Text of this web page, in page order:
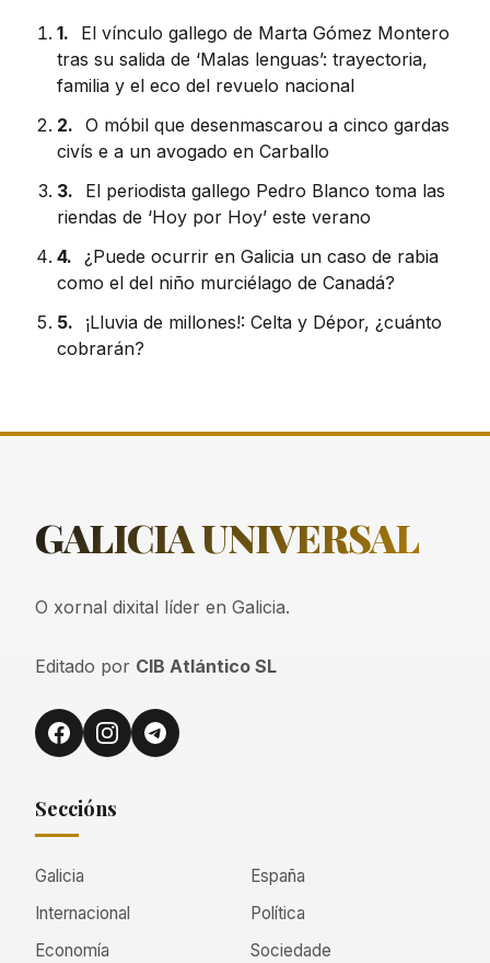
1.
El vínculo gallego de Marta Gómez Montero
tras su salida de ‘Malas lenguas’: trayectoria,
familia y el eco del revuelo nacional
2. O móbil que desenmascarou a cinco gardas
civís e a un avogado en Carballo
3.
El periodista gallego Pedro Blanco toma las
riendas de ‘Hoy por Hoy’ este verano
4. ¿Puede ocurrir en Galicia un caso de rabia
como el del niño murciélago de Canadá?
5.
¡Lluvia de millones!: Celta y Dépor, ¿cuánto
cobrarán?
GALICIAUNIVERSAL
O xornal dixital líder en Galicia.
Editado por CIB Atlántico SL
Seccións
Galicia
España
Internacional
Política
Economía
Sociedade